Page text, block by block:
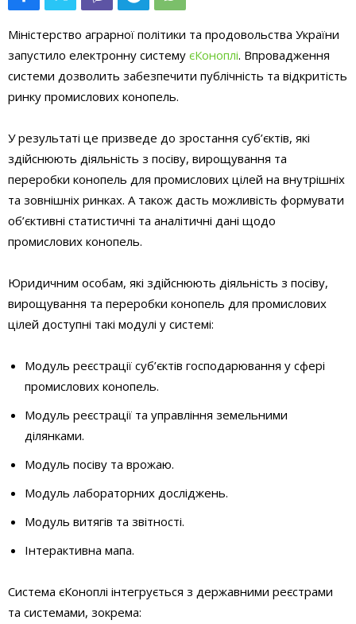
Міністерство аграрної політики та продовольства України
запустило електронну систему єКоноплі. Впровадження
системи дозволить забезпечити публічність та відкритість
ринку промислових конопель.
У результаті це призведе до зростання суб’єктів, які
здійснюють діяльність з посіву, вирощування та
переробки конопель для промислових цілей на внутрішніх
та зовнішніх ринках. А також дасть можливість формувати
об’єктивні статистичні та аналітичні дані щодо
промислових конопель.
Юридичним особам, які здійснюють діяльність з посіву,
вирощування та переробки конопель для промислових
цілей доступні такі модулі у системі:
Модуль реєстрації суб’єктів господарювання у сфері
промислових конопель.
Модуль реєстрації та управління земельними
ділянками.
Модуль посіву та врожаю.
Модуль лабораторних досліджень.
Модуль витягів та звітності.
Інтерактивна мапа.
Система єКоноплі інтегрується з державними реєстрами
та системами, зокрема: